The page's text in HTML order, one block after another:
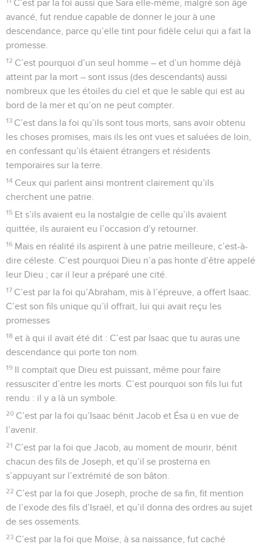
Seuls les Évangiles sont disponibles en vidéo pour le moment.
Dieu notre Père
1 Nous donc aussi, puisque nous sommes environnés d’une
si grande nuée de témoins, rejetons tout fardeau et le péché
qui nous enveloppe si facilement, et courons avec
persévérance l’épreuve qui nous est proposée,
2 les yeux fixés sur Jésus, qui est l’auteur de la foi et qui la
mène à la perfection. Au lieu de la joie qui lui était proposée,
il a supporté la croix, méprisé la honte, et s’est assis à la
droite du trône de Dieu.
3 Considérez en effet celui qui a enduré de la part des
pécheurs une telle opposition contre sa personne, afin que
vous ne vous fatiguiez pas, l’âme découragée.
Vous n’avez pas encore résisté jusqu’au sang en
combattant contre le péché.
5 Et vous avez oublié l’exhortation qui vous est adressée
comme à des fils : Mon fils, ne prends pas à la légère la
correction du Seigneur, Et ne te décourage pas lorsqu’il te
Car le Seigneur corrige celui qu’il aime, Et frappe de verges
tout fils qu’il agrée.
Supportez la correction : c’est comme des fils que Dieu
vous traite. Car quel est le fils que le père ne corrige pas ?
8 Mais si vous êtes exempts de la correction à laquelle tous
ont part, alors vous êtes des bâtards et non des fils.
9 Puisque nous avons eu des pères selon la chair, qui nous
corrigeaient et que nous avons respectés, ne devons-nous
pas, à plus forte raison, nous soumettre au Père des esprits
pour avoir la vie ?
Nos pères, en effet, nous corrigeaient pour peu de temps,
comme ils le jugeaient bon ; mais Dieu nous corrige pour
notre véritable intérêt, afin de nous faire participer à sa